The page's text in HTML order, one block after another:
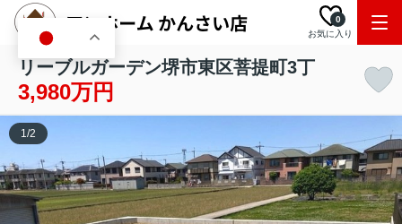
お気に入り
0
リーブルガーデン堺市東区菩提町3丁
3,980万円
1/2